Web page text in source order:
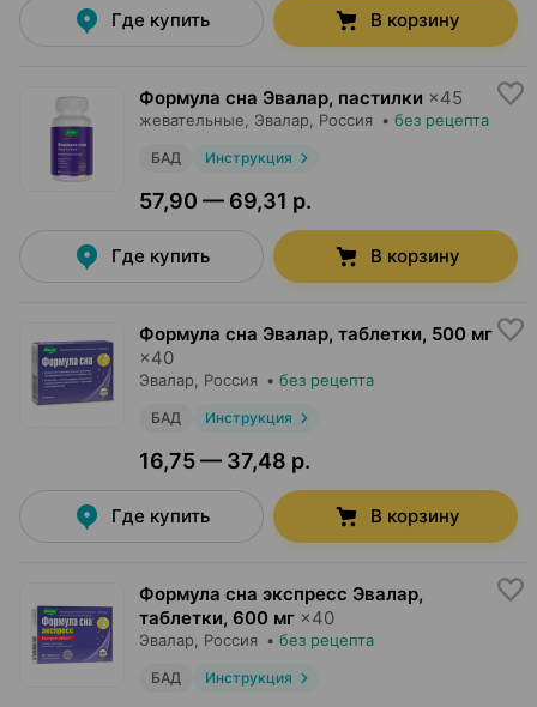
Где купить В корзину
Формула сна Эвалар, пастилки ×45
жевательные, Эвалар , Россия • без рецепта
БАД Инструкция
57,90 — 69,31 р.
Где купить В корзину
Формула сна Эвалар, таблетки, 500 мг
×40
Эвалар , Россия • без рецепта
БАД Инструкция
16,75 — 37,48 р.
Где купить В корзину
Формула сна экспресс Эвалар,
таблетки, 600 мг ×40
Эвалар , Россия • без рецепта
БАД Инструкция